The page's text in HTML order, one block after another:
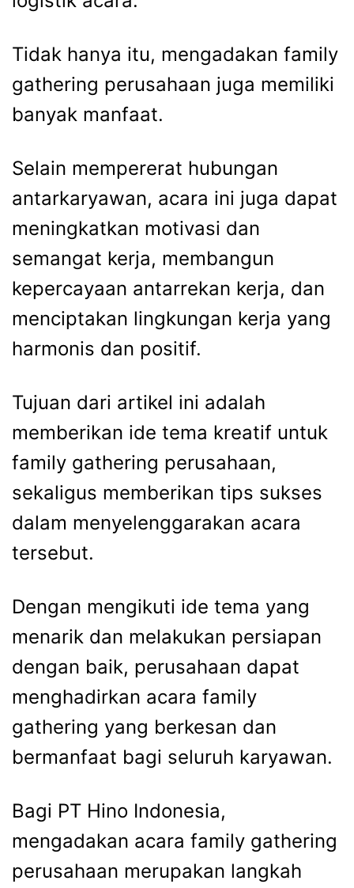
Tidak hanya itu, mengadakan family
gathering perusahaan juga memiliki
banyak manfaat.
Selain mempererat hubungan
antarkaryawan, acara ini juga dapat
meningkatkan motivasi dan
semangat kerja, membangun
kepercayaan antarrekan kerja, dan
menciptakan lingkungan kerja yang
harmonis dan positif.
Tujuan dari artikel ini adalah
memberikan ide tema kreatif untuk
family gathering perusahaan,
sekaligus memberikan tips sukses
dalam menyelenggarakan acara
tersebut.
Dengan mengikuti ide tema yang
menarik dan melakukan persiapan
dengan baik, perusahaan dapat
menghadirkan acara family
gathering yang berkesan dan
bermanfaat bagi seluruh karyawan.
Bagi PT Hino Indonesia,
mengadakan acara family gathering
perusahaan merupakan langkah